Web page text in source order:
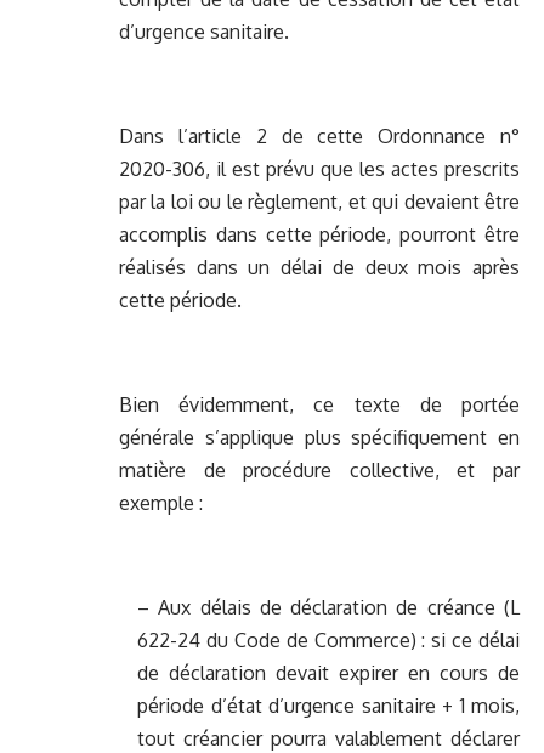
d’urgence sanitaire.
Dans l’article 2 de cette Ordonnance n°
2020-306, il est prévu que les actes prescrits
par la loi ou le règlement, et qui devaient être
accomplis dans cette période, pourront être
réalisés dans un délai de deux mois après
cette période.
Bien évidemment, ce texte de portée
générale s’applique plus spécifiquement en
matière de procédure collective, et par
exemple :
– Aux délais de déclaration de créance (L
622-24 du Code de Commerce) : si ce délai
de déclaration devait expirer en cours de
période d’état d’urgence sanitaire + 1 mois,
tout créancier pourra valablement déclarer